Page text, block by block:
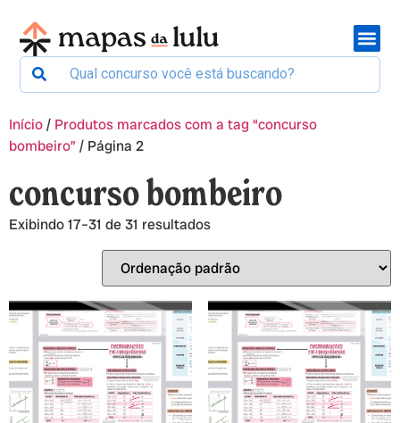
Início/ Produtos marcados com a tag “concurso
bombeiro” / Página 2
concurso bombeiro
Exibindo 17–31 de 31 resultados